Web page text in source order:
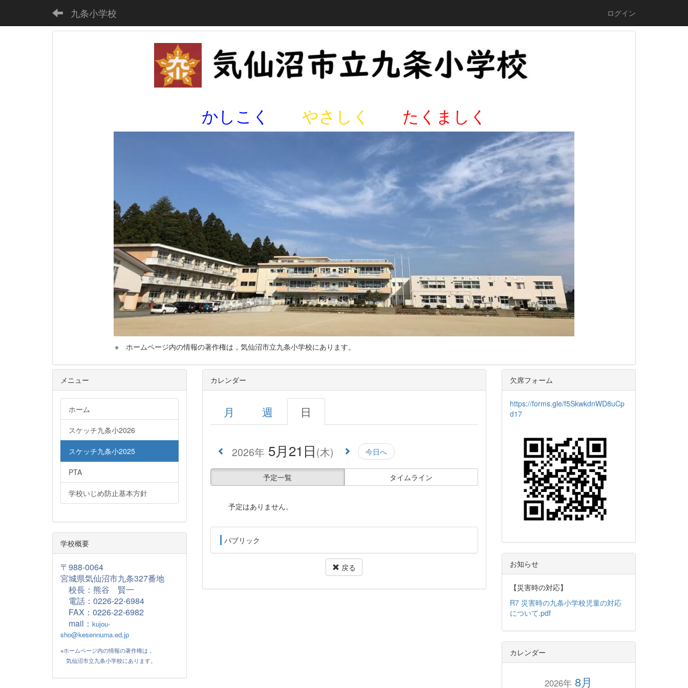
九条小学校 ログイン
かしこく やさしく たくましく
※ ホームページ内の情報の著作権は，気仙沼市立九条小学校にあります。
カレンダー
月 週 日
2026年 5月21日(木) 今日へ
予定一覧 タイムライン
予定はありません。
パブリック
戻る
メニュー
ホーム
スケッチ九条小2026
スケッチ九条小2025
PTA
学校いじめ防止基本方針
学校概要
〒988-0064
宮城県気仙沼市九条327番地
校長：熊谷 賢一
電話：0226-22-6984
FAX： 0226-22-6982
mail： kujou-
sho@kesennuma.ed.jp
※ホームページ内の情報の著作権は，
気仙沼市立九条小学校にあります。
欠席フォーム
https://forms.gle/f5SkwkdnWD8uCp
d17
お知らせ
【災害時の対応】
R7 災害時の九条小学校児童の対応
について.pdf
カレンダー
2026年 8月